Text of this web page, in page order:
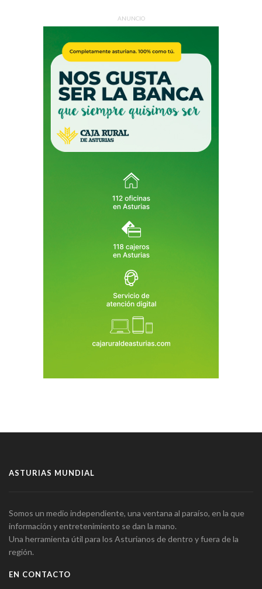
ANUNCIO
ASTURIAS MUNDIAL
Somos un medio independiente, una ventana al paraíso, en la que
información y entretenimiento se dan la mano.
Una herramienta útil para los Asturianos de dentro y fuera de la
región.
EN CONTACTO